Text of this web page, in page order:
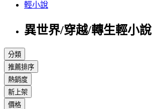
輕小說
異世界/穿越/轉生輕小說
分類
推薦排序
熱銷度
新上架
價格